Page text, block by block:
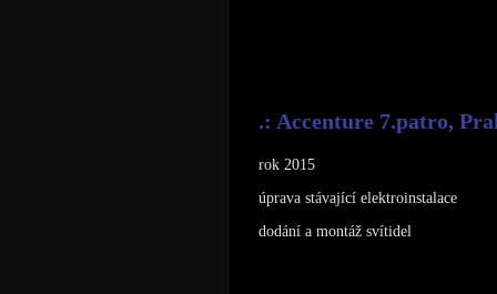
.: Accenture 7.patro,
rok 2015
úprava stávající elektroinstalace
dodání a montáž svítidel